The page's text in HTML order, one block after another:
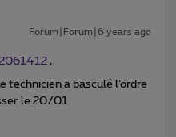
Forum|Forum|6 years ago
,
technicien a basculé l’ordre
le 20/01